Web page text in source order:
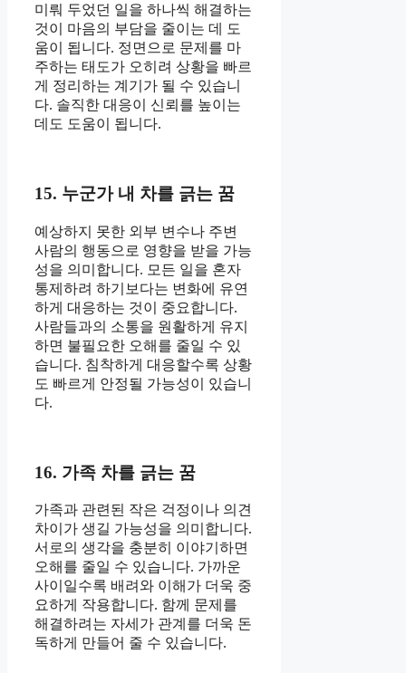
미뤄 두었던 일을 하나씩 해결하는
것이 마음의 부담을 줄이는 데 도
움이 됩니다. 정면으로 문제를 마
주하는 태도가 오히려 상황을 빠르
게 정리하는 계기가 될 수 있습니
다. 솔직한 대응이 신뢰를 높이는
데도 도움이 됩니다.
15. 누군가 내 차를 긁는 꿈
예상하지 못한 외부 변수나 주변
사람의 행동으로 영향을 받을 가능
성을 의미합니다. 모든 일을 혼자
통제하려 하기보다는 변화에 유연
하게 대응하는 것이 중요합니다.
사람들과의 소통을 원활하게 유지
하면 불필요한 오해를 줄일 수 있
습니다. 침착하게 대응할수록 상황
도 빠르게 안정될 가능성이 있습니
다.
16. 가족 차를 긁는 꿈
가족과 관련된 작은 걱정이나 의견
차이가 생길 가능성을 의미합니다.
서로의 생각을 충분히 이야기하면
오해를 줄일 수 있습니다. 가까운
사이일수록 배려와 이해가 더욱 중
요하게 작용합니다. 함께 문제를
해결하려는 자세가 관계를 더욱 돈
독하게 만들어 줄 수 있습니다.